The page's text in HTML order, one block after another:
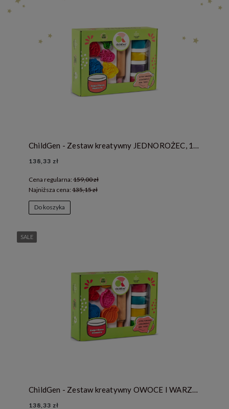
ChildGen - Zestaw kreatywny JEDNOROŻEC, 100% naturalna ciastolina i akcesoria
138,33 zł
Cena regularna: 159,00 zł
Najniższa cena: 135,15 zł
Do koszyka
ChildGen - Zestaw kreatywny OWOCE I WARZYWA, 100% naturalna ciastolina i akcesoria
138,33 zł
SALE